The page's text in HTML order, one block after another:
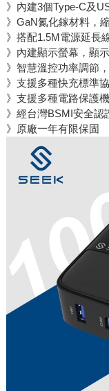
》內建3個Type-C及
》GaN氮化鎵材料，
》搭配1.5M電源延長
》內建顯示螢幕，顯
》智慧溫控功率調節
》支援多種快充標準
》支援多種電路保護
》經台灣BSMI安全認
》原廠一年有限保固